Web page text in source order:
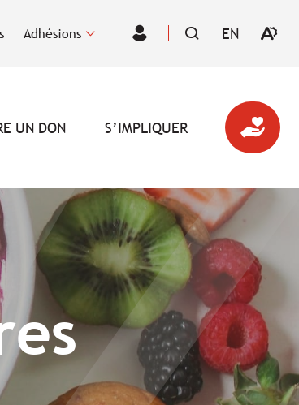
Adhésions
Espace
EN
VISITER
:
ENGLISH.
Ouvrir
UN DON S’IMPLIQUER